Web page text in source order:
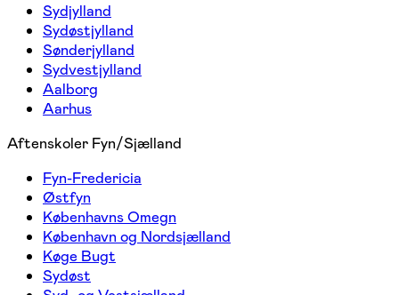
Sydjylland
Sydøstjylland
Sønderjylland
Sydvestjylland
Aalborg
Aarhus
Aftenskoler Fyn/Sjælland
Fyn-Fredericia
Østfyn
Københavns Omegn
København og Nordsjælland
Køge Bugt
Sydøst